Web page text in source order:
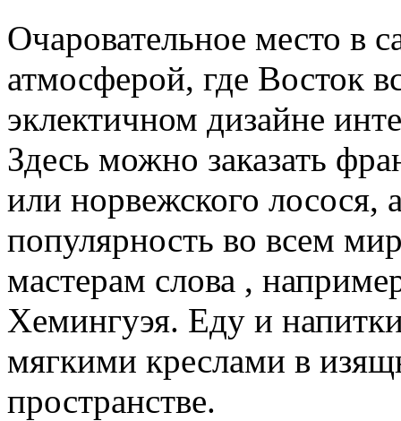
Очаровательное место в
атмосферой, где Восток
эклектичном дизайне
Здесь можно заказать
или норвежского
популярность во всем
мастерам слова ,
Хемингуэя. Еду и
мягкими креслами в
пространстве.